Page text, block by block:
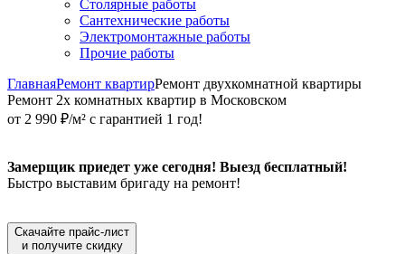
Столярные работы
Сантехнические работы
Электромонтажные работы
Прочие работы
ГлавнаяРемонт квартирРемонт двухкомнатной квартиры
Ремонт 2х комнатных квартир в Московском
от 2 990 ₽/м² с гарантией 1 год!
Замерщик приедет уже сегодня! Выезд бесплатный!
Быстро выставим бригаду на ремонт!
Скачайте прайс-лист
и получите скидку